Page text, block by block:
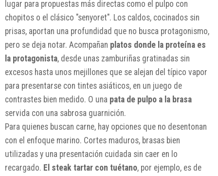
lugar para propuestas más directas como el pulpo con
chopitos o el clásico "senyoret". Los caldos, cocinados sin
prisas, aportan una profundidad que no busca protagonismo,
pero se deja notar. Acompañan platos donde la proteína es
la protagonista, desde unas zamburiñas gratinadas sin
excesos hasta unos mejillones que se alejan del típico vapor
para presentarse con tintes asiáticos, en un juego de
contrastes bien medido. O una pata de pulpo a la brasa
servida con una sabrosa guarnición.
Para quienes buscan carne, hay opciones que no desentonan
con el enfoque marino. Cortes maduros, brasas bien
utilizadas y una presentación cuidada sin caer en lo
recargado. El steak tartar con tuétano, por ejemplo, es de